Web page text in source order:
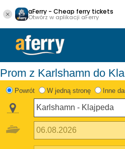
aFerry - Cheap ferry tickets
Otwórz w aplikacji aFerry
Prom z Karlshamn do
Powrót W jedną stronę Inne